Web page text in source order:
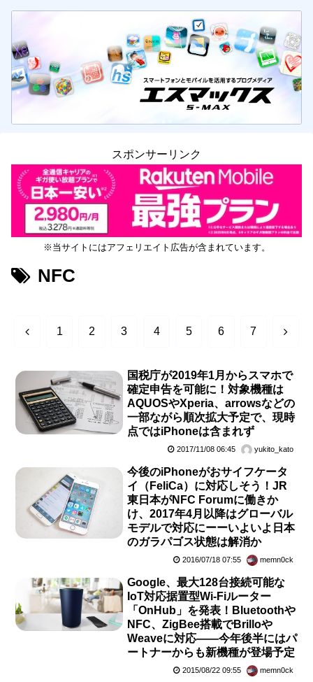
スポンサーリンク
※当サイトにはアフェリエイト広告が含まれています。
NFC
前 1 2 3 4 5 6 7 次
国税庁が2019年1月からスマホで
確定申告を可能に！対象機種は
AQUOSやXperia、arrowsなどの
一部ながら順次拡大予定で、現時
点ではiPhoneは含まれず
2017/11/08 06:45 yukito_kato
今後のiPhoneがおサイフケータ
イ（FeliCa）に対応しそう！JR
東日本がNFC Forumに働きか
け、2017年4月以降はグローバル
モデルで対応にーーいよいよ日本
のガラパゴス状態は解消か
2016/07/18 07:55 memn0ck
Google、最大128台接続可能な
IoT対応据置型Wi-Fiルーター
「OnHub」を発表！Bluetoothや
NFC、ZigBee搭載でBrilloや
Weaveに対応――今年後半にはパ
ートナーからも新機種が登場予定
2015/08/22 09:55 memn0ck